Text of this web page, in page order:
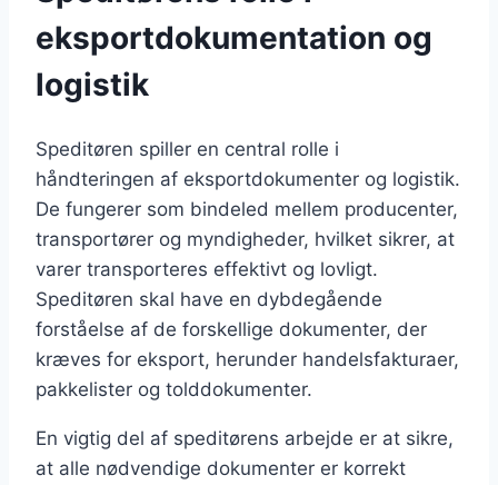
eksportdokumentation og
logistik
Speditøren spiller en central rolle i
håndteringen af eksportdokumenter og logistik.
De fungerer som bindeled mellem producenter,
transportører og myndigheder, hvilket sikrer, at
varer transporteres effektivt og lovligt.
Speditøren skal have en dybdegående
forståelse af de forskellige dokumenter, der
kræves for eksport, herunder handelsfakturaer,
pakkelister og tolddokumenter.
En vigtig del af speditørens arbejde er at sikre,
at alle nødvendige dokumenter er korrekt